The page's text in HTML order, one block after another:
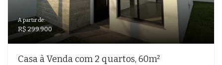
A partir de:
R$ 299.900
Casa à Venda com 2 quartos, 60m²